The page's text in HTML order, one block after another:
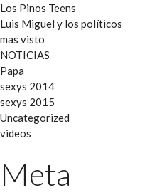
Los Pinos Teens
Luis Miguel y los políticos
mas visto
NOTICIAS
Papa
sexys 2014
sexys 2015
Uncategorized
videos
Meta